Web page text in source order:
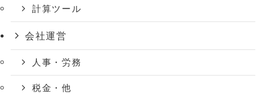
計算ツール
会社運営
人事・労務
税金・他